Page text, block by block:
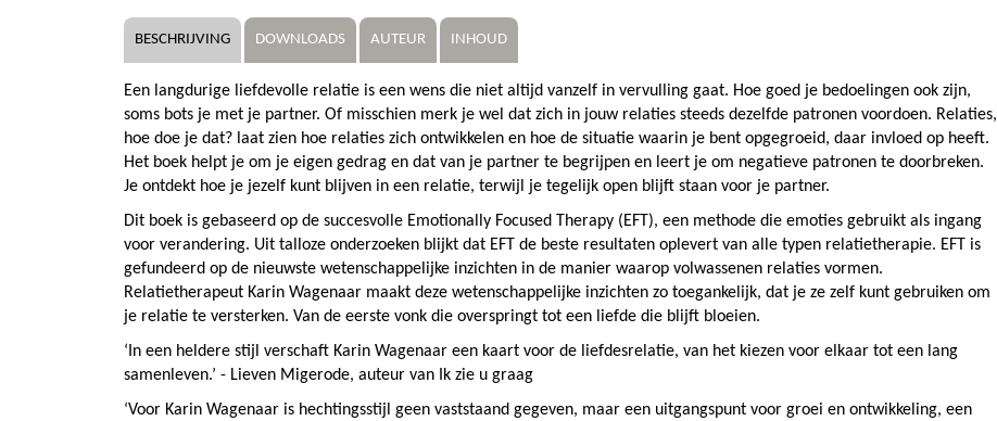
BESCHRIJVING DOWNLOADS AUTEUR INHOUD
Een langdurige liefdevolle relatie is een wens die niet altijd vanzelf in vervulling gaat. Hoe goed je bedoelingen ook zijn,
soms bots je met je partner. Of misschien merk je wel dat zich in jouw relaties steeds dezelfde patronen voordoen. Relaties,
hoe doe je dat? laat zien hoe relaties zich ontwikkelen en hoe de situatie waarin je bent opgegroeid, daar invloed op heeft.
Het boek helpt je om je eigen gedrag en dat van je partner te begrijpen en leert je om negatieve patronen te doorbreken.
Je ontdekt hoe je jezelf kunt blijven in een relatie, terwijl je tegelijk open blijft staan voor je partner.
Dit boek is gebaseerd op de succesvolle Emotionally Focused Therapy (EFT), een methode die emoties gebruikt als ingang
voor verandering. Uit talloze onderzoeken blijkt dat EFT de beste resultaten oplevert van alle typen relatietherapie. EFT is
gefundeerd op de nieuwste wetenschappelijke inzichten in de manier waarop volwassenen relaties vormen.
Relatietherapeut Karin Wagenaar maakt deze wetenschappelijke inzichten zo toegankelijk, dat je ze zelf kunt gebruiken om
je relatie te versterken. Van de eerste vonk die overspringt tot een liefde die blijft bloeien.
‘In een heldere stijl verschaft Karin Wagenaar een kaart voor de liefdesrelatie, van het kiezen voor elkaar tot een lang
samenleven.’ - Lieven Migerode, auteur van Ik zie u graag
‘Voor Karin Wagenaar is hechtingsstijl geen vaststaand gegeven, maar een uitgangspunt voor groei en ontwikkeling, een